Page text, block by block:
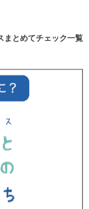
まとめてチェック一覧